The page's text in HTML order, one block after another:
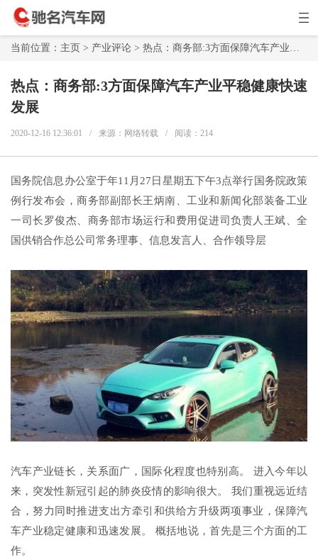
当前位置： 主页 > 产业评论 > 热点：商务部:3方面保障汽车产业平稳健康快速发展
热点：商务部:3方面保障汽车产业平稳健康快速
发展
2020-12-16 12:36:01 / 来源：网络转载 / 阅读： 214
国务院信息办公室于年11月27日星期五下午3点举行国务院政策
例行发布会，商务部副部长王炳南、工业和新闻化部装备工业
一司长罗俊杰、商务部市场运行和费用促进司负责人王斌、全
国供销合作总公司常务理事、信息发言人、合作领导层
汽车产业链长，关系面广，国际化程度也特别高。 进入今年以
来，突发性新冠引起的肺炎疫情的影响很大。 我们重视远近结
合，努力同时推进支出方牵引和供给方升级两项事业，保障汽
车产业稳定健康和迅速发展。 概括地说，首先是三个方面的工
作。